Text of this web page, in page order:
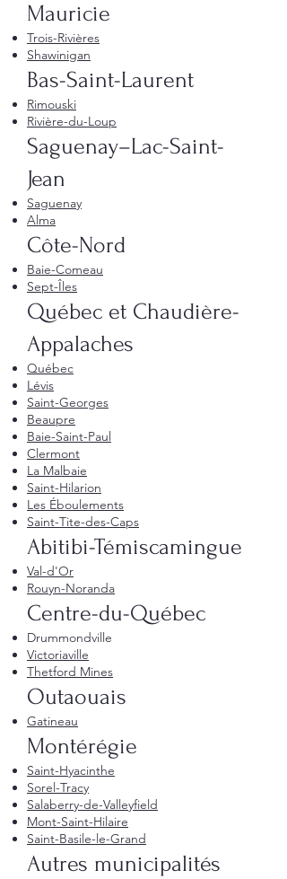
Mauricie
Trois-Rivières
Shawinigan
Bas-Saint-Laurent
Rimouski
Rivière-du-Loup
Saguenay–Lac-Saint-
Jean
Saguenay
Alma
Côte-Nord
Baie-Comeau
Sept-Îles
Québec et Chaudière-
Appalaches
Québec
Lévis
Saint-Georges
Beaupre
Baie-Saint-Paul
Clermont
La Malbaie
Saint-Hilarion
Les Éboulements
Saint-Tite-des-Caps
Abitibi-Témiscamingue
Val-d'Or
Rouyn-Noranda
Centre-du-Québec
Drummondville
Victoriaville
Thetford Mines
Outaouais
Gatineau
Montérégie
Saint-Hyacinthe
Sorel-Tracy
Salaberry-de-Valleyfield
Mont-Saint-Hilaire
Saint-Basile-le-Grand
Autres municipalités